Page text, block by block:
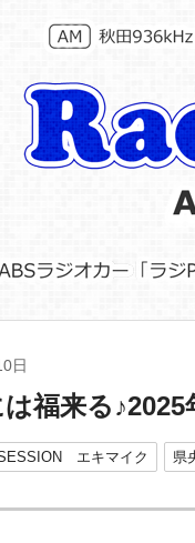
日
福来る
エキマイク 県